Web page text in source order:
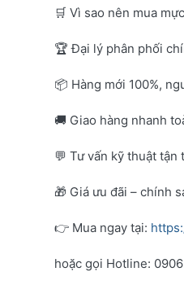
🛒 Vì sao nên mua
🏆 Đại lý phân phối
📦 Hàng mới 100%,
🚚 Giao hàng nhanh
💬 Tư vấn kỹ thuật
🎁 Giá ưu đãi – chính
👉 Mua ngay tại:
hoặc gọi Hotline: